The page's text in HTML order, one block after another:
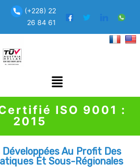
(+228) 22
26 84 61
ISO 9001 :
2015
Au Profit Des
Et Sous-Régionales